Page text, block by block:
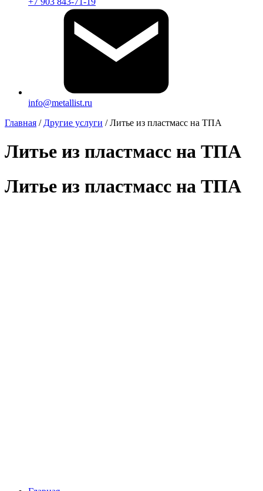
info@metallist.ru
Главная / Другие услуги /Литье из пластмасс на ТПА
Литье из пластмасс на ТПА
Литье из пластмасс на ТПА